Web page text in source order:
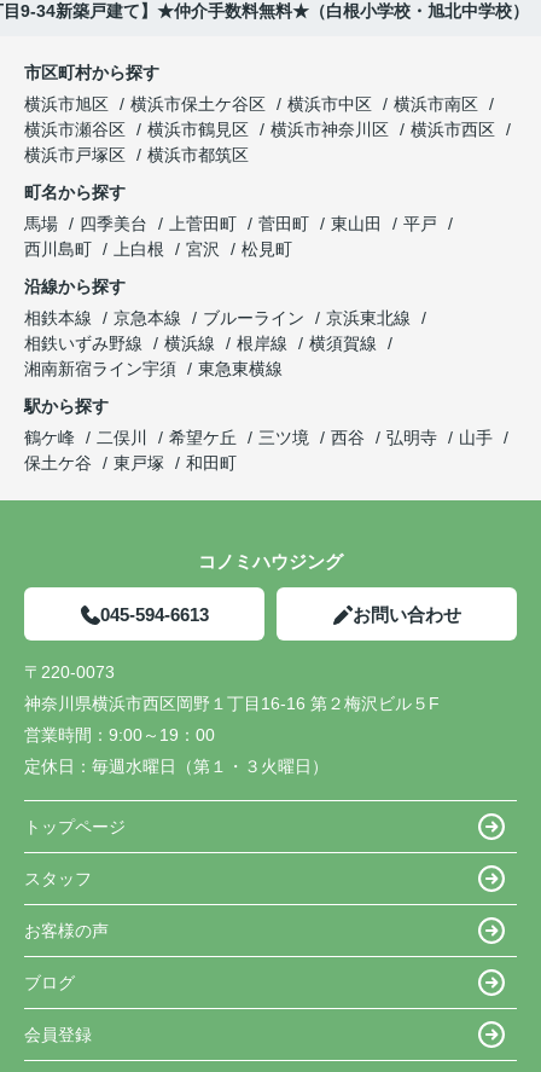
9-34新築戸建て】★仲介手数料無料★（白根小学校・旭北中学校）
市区町村から探す
横浜市旭区
横浜市保土ケ谷区 横浜市中区
横浜市南区
横浜市瀬谷区
横浜市鶴見区 横浜市神奈川区
横浜市西区
横浜市戸塚区
横浜市都筑区
町名から探す
馬場
四季美台 上菅田町 菅田町 東山田
平戸
西川島町
上白根 宮沢
松見町
沿線から探す
相鉄本線
京急本線 ブルーライン
京浜東北線
相鉄いずみ野線
横浜線 根岸線
横須賀線
湘南新宿ライン宇須
東急東横線
駅から探す
鶴ケ峰
二俣川 希望ケ丘 三ツ境 西谷 弘明寺
山手
保土ケ谷
東戸塚 和田町
コノミハウジング
045-594-6613 お問い合わせ
〒220-0073
神奈川県横浜市西区岡野１丁目16-16 第２梅沢ビル５F
営業時間： 9:00～19：00
定休日： 毎週水曜日（第１・３火曜日）
トップページ
スタッフ
お客様の声
ブログ
会員登録